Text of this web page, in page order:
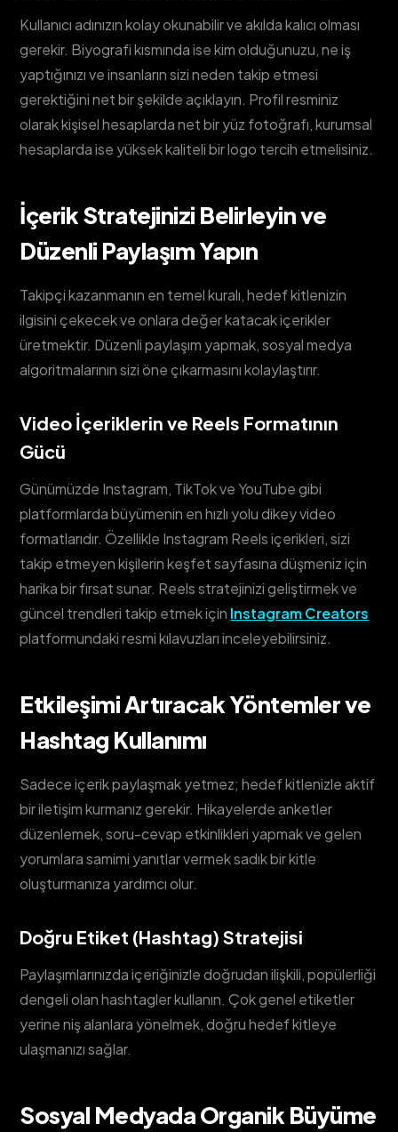
Kullanıcı adınızın kolay okunabilir ve akılda kalıcı olması
gerekir. Biyografi kısmında ise kim olduğunuzu, ne iş
yaptığınızı ve insanların sizi neden takip etmesi
gerektiğini net bir şekilde açıklayın. Profil resminiz
olarak kişisel hesaplarda net bir yüz fotoğrafı, kurumsal
hesaplarda ise yüksek kaliteli bir logo tercih etmelisiniz.
İçerik Stratejinizi Belirleyin ve
Düzenli Paylaşım Yapın
Takipçi kazanmanın en temel kuralı, hedef kitlenizin
ilgisini çekecek ve onlara değer katacak içerikler
üretmektir. Düzenli paylaşım yapmak, sosyal medya
algoritmalarının sizi öne çıkarmasını kolaylaştırır.
Video İçeriklerin ve Reels Formatının
Gücü
Günümüzde Instagram, TikTok ve YouTube gibi
platformlarda büyümenin en hızlı yolu dikey video
formatlarıdır. Özellikle Instagram Reels içerikleri, sizi
takip etmeyen kişilerin keşfet sayfasına düşmeniz için
harika bir fırsat sunar. Reels stratejinizi geliştirmek ve
güncel trendleri takip etmek için Instagram Creators
platformundaki resmi kılavuzları inceleyebilirsiniz.
Etkileşimi Artıracak Yöntemler ve
Hashtag Kullanımı
Sadece içerik paylaşmak yetmez; hedef kitlenizle aktif
bir iletişim kurmanız gerekir. Hikayelerde anketler
düzenlemek, soru-cevap etkinlikleri yapmak ve gelen
yorumlara samimi yanıtlar vermek sadık bir kitle
oluşturmanıza yardımcı olur.
Doğru Etiket (Hashtag) Stratejisi
Paylaşımlarınızda içeriğinizle doğrudan ilişkili, popülerliği
dengeli olan hashtagler kullanın. Çok genel etiketler
yerine niş alanlara yönelmek, doğru hedef kitleye
ulaşmanızı sağlar.
Sosyal Medyada Organik Büyüme